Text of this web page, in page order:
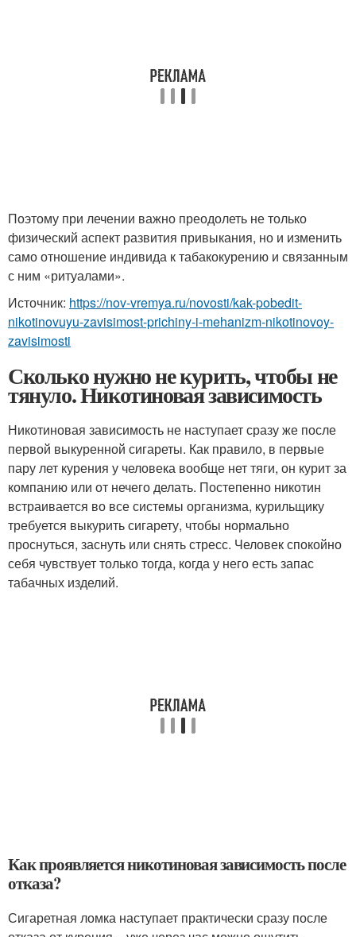
Поэтому при лечении важно преодолеть не только
физический аспект развития привыкания, но и изменить
само отношение индивида к табакокурению и связанным
с ним «ритуалами».
Источник: https://nov-vremya.ru/novosti/kak-pobedit-
nikotinovuyu-zavisimost-prichiny-i-mehanizm-nikotinovoy-
zavisimosti
Сколько нужно не курить, чтобы не
тянуло. Никотиновая зависимость
Никотиновая зависимость не наступает сразу же после
первой выкуренной сигареты. Как правило, в первые
пару лет курения у человека вообще нет тяги, он курит за
компанию или от нечего делать. Постепенно никотин
встраивается во все системы организма, курильщику
требуется выкурить сигарету, чтобы нормально
проснуться, заснуть или снять стресс. Человек спокойно
себя чувствует только тогда, когда у него есть запас
табачных изделий.
Как проявляется никотиновая зависимость после
отказа?
Сигаретная ломка наступает практически сразу после